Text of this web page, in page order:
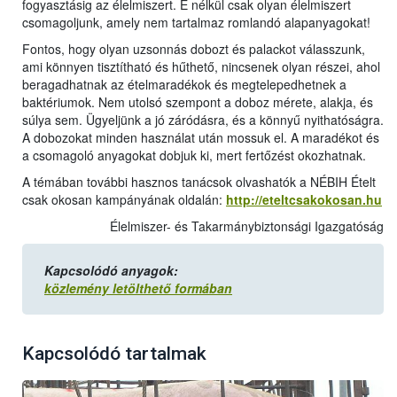
fogyasztásig az élelmiszert. E nélkül csak olyan élelmiszert
csomagoljunk, amely nem tartalmaz romlandó alapanyagokat!
Fontos, hogy olyan uzsonnás dobozt és palackot válasszunk,
ami könnyen tisztítható és hűthető, nincsenek olyan részei, ahol
beragadhatnak az ételmaradékok és megtelepedhetnek a
baktériumok. Nem utolsó szempont a doboz mérete, alakja, és
súlya sem. Ügyeljünk a jó záródásra, és a könnyű nyithatóságra.
A dobozokat minden használat után mossuk el. A maradékot és
a csomagoló anyagokat dobjuk ki, mert fertőzést okozhatnak.
A témában további hasznos tanácsok olvashatók a NÉBIH Ételt
csak okosan kampányának oldalán: http://eteltcsakokosan.hu
Élelmiszer- és Takarmánybiztonsági Igazgatóság
Kapcsolódó anyagok:
közlemény letölthető formában
Kapcsolódó tartalmak